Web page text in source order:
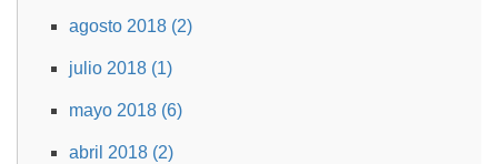
agosto 2018 (2)
julio 2018 (1)
mayo 2018 (6)
abril 2018 (2)